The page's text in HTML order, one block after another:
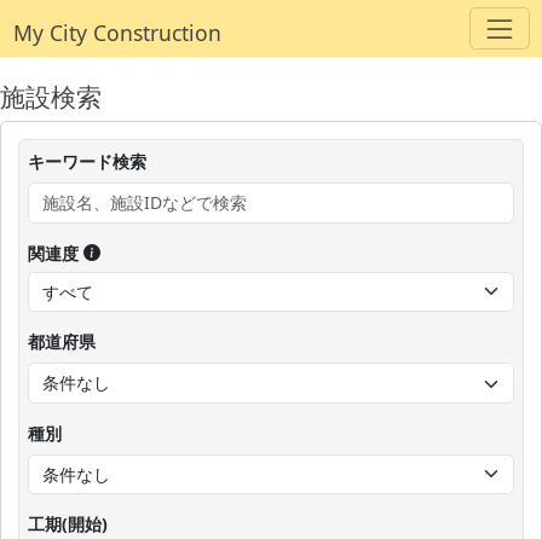
My City Construction
施設検索
キーワード検索
関連度
都道府県
種別
工期(開始)